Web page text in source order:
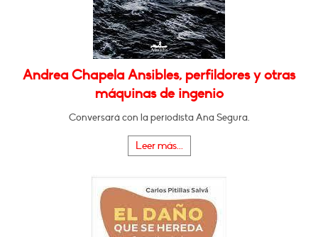
Andrea Chapela Ansibles, perfildores y otras
máquinas de ingenio
Conversará con la periodista Ana Segura.
Leer más...